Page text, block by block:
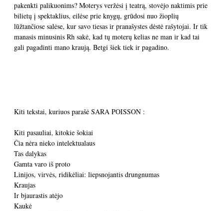
pakenkti palikuonims? Moterys veržėsi į teatrą, stovėjo naktimis prie
bilietų į spektaklius, eilėse prie knygų, grūdosi nuo žioplių
lūžtančiose salėse, kur savo tiesas ir pranašystes dėstė rašytojai. Ir tik
manasis minusinis Rh sakė, kad tų moterų kelias ne man ir kad tai
gali pagadinti mano kraują. Betgi šiek tiek ir pagadino.
Kiti tekstai, kuriuos parašė SARA POISSON :
Kiti pasauliai, kitokie šokiai
Čia nėra nieko intelektualaus
Tas dalykas
Gamta varo iš proto
Linijos, virvės, ridikėliai: liepsnojantis drungnumas
Kraujas
Ir bjaurastis atėjo
Kaukė